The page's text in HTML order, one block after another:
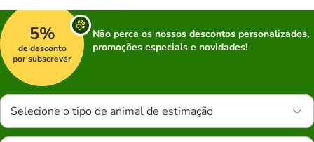
5%
de desconto
por subscrever
Não perca os nossos descontos personalizados,
promoções especiais e novidades!
Selecione o tipo de animal de estimação